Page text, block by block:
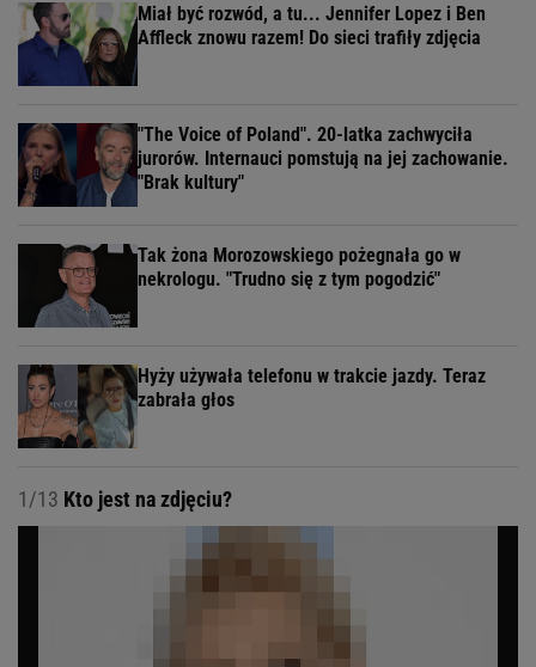
Miał być rozwód, a tu... Jennifer Lopez i Ben
Affleck znowu razem! Do sieci trafiły zdjęcia
"The Voice of Poland". 20-latka zachwyciła
jurorów. Internauci pomstują na jej zachowanie.
"Brak kultury"
Tak żona Morozowskiego pożegnała go w
nekrologu. "Trudno się z tym pogodzić"
Hyży używała telefonu w trakcie jazdy. Teraz
zabrała głos
1/13 Kto jest na zdjęciu?